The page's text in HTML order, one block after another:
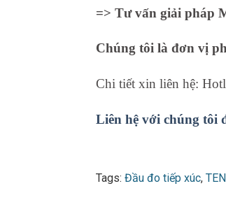
=> Tư vấn giải pháp
Chúng tôi là đơn vị
Chi tiết xin liên hệ:
Liên hệ với chúng tôi
Tags: Đầu đo tiếp xúc,